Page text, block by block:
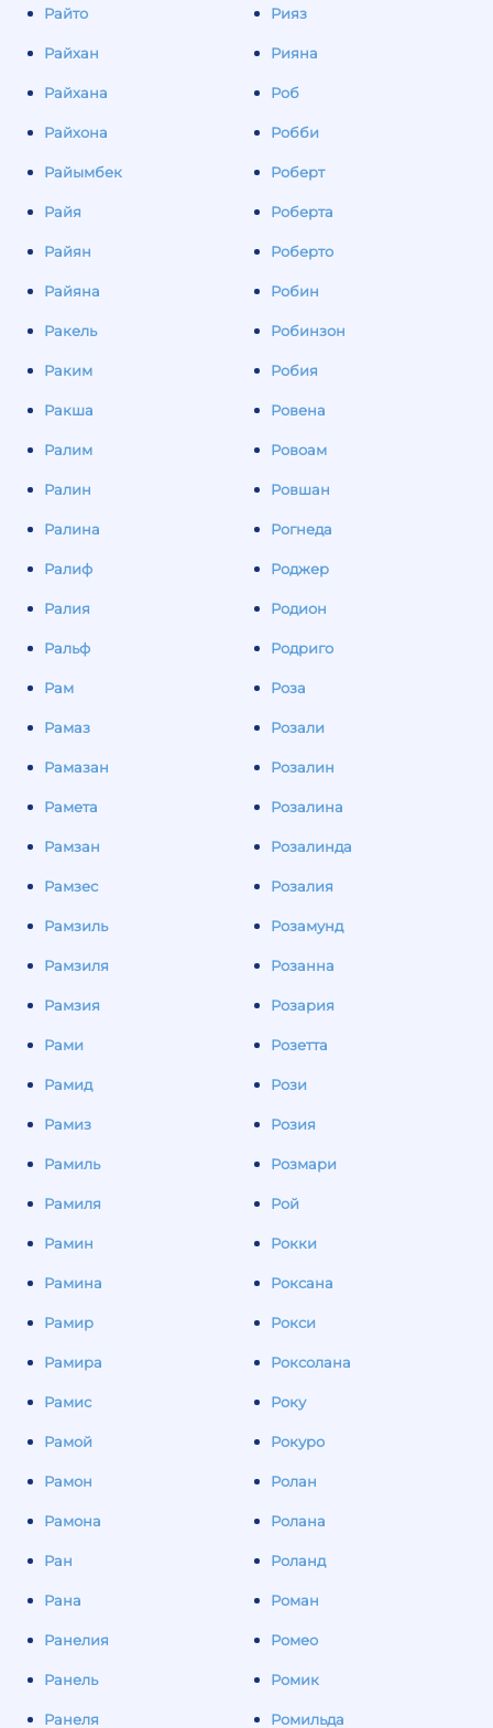
Райто
Райхан
Райхана
Райхона
Райымбек
Райя
Райян
Райяна
Ракель
Раким
Ракша
Ралим
Ралин
Ралина
Ралиф
Ралия
Ральф
Рам
Рамаз
Рамазан
Рамета
Рамзан
Рамзес
Рамзиль
Рамзиля
Рамзия
Рами
Рамид
Рамиз
Рамиль
Рамиля
Рамин
Рамина
Рамир
Рамира
Рамис
Рамой
Рамон
Рамона
Ран
Рана
Ранелия
Ранель
Ранеля
Рияз
Рияна
Роб
Робби
Роберт
Роберта
Роберто
Робин
Робинзон
Робия
Ровена
Ровоам
Ровшан
Рогнеда
Роджер
Родион
Родриго
Роза
Розали
Розалин
Розалина
Розалинда
Розалия
Розамунд
Розанна
Розария
Розетта
Рози
Розия
Розмари
Рой
Рокки
Роксана
Рокси
Роксолана
Року
Рокуро
Ролан
Ролана
Роланд
Роман
Ромео
Ромик
Ромильда